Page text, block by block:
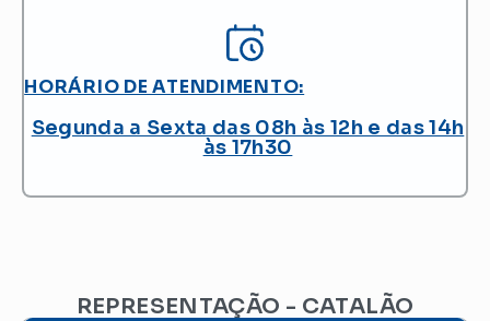
HORÁRIO DE ATENDIMENTO:
Segunda a Sexta das 08h às 12h e das 14h
às 17h30
REPRESENTAÇÃO - CATALÃO